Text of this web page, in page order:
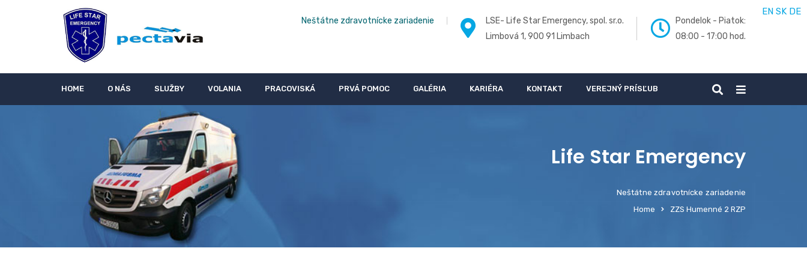
Neštátne zdravotnícke zariadenie
LSE- Life Star Emergency, spol. sr.o.
Limbová 1, 900 91 Limbach
Pondelok - Piatok:
08:00 - 17:00 hod.
HOME O NÁS SLUŽBY VOLANIA PRACOVISKÁ PRVÁ POMOC GALÉRIA KARIÉRA KONTAKT VEREJNÝ PRÍSĽUB
Life Star Emergency
Neštátne zdravotnícke zariadenie
Home
ZZS Humenné 2 RZP
EN SK DE